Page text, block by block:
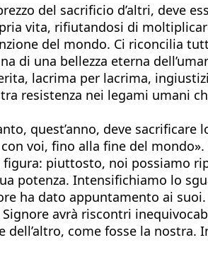
del sacrificio d’altri, deve
vita, rifiutandosi di
del mondo. Ci riconcilia
di una bellezza eterna
lacrima per lacrima,
resistenza nei legami umani
quest’anno, deve sacrificare
voi, fino alla fine del
piuttosto, noi possiamo
potenza. Intensifichiamo lo
ha dato appuntamento ai
avrà riscontri
come fosse la nostra.